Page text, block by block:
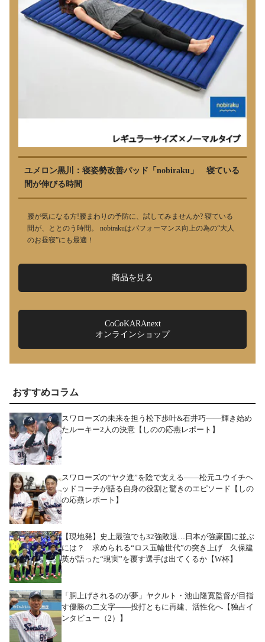
ユメロン黒川：寝姿勢改善パッド「nobiraku」 寝ている
間が伸びる時間
腰が気になる方!腰まわりの予防に、試してみませんか? 寝ている
間が、ととのう時間。 nobirakuはパフォーマンス向上の為の“大人
のお昼寝”にも最適！
商品を見る
CoCoKARAnext
オンラインショップ
おすすめコラム
スワローズの未来を担う松下歩叶&石井巧――輝き始め
たルーキー2人の決意【しのの応燕レポート】
スワローズの“ヤク進”を陰で支える――松元ユウイチヘ
ッドコーチが語る自身の役割と驚きのエピソード【しの
の応燕レポート】
【現地発】史上最強でも32強敗退…日本が強豪国に並ぶ
には？ 求められる“ロス五輪世代”の突き上げ 久保建
英が語った“現実”を覆す選手は出てくるか【W杯】
「胴上げされるのが夢」ヤクルト・池山隆寛監督が目指
す優勝の二文字――投打ともに再建、活性化へ【独占イ
ンタビュー（2）】